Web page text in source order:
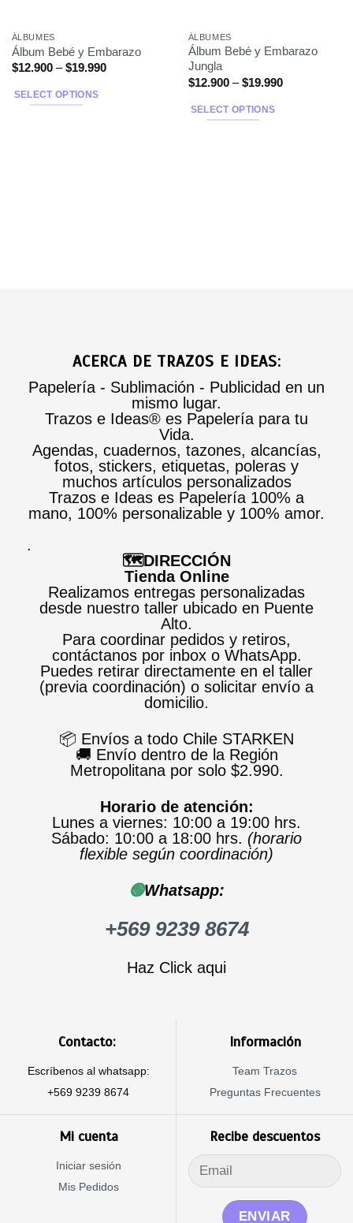
ÁLBUMES
Álbum Bebé y Embarazo
$12.900–$19.990
SELECT OPTIONS
ÁLBUMES
Álbum Bebé y Embarazo
Jungla
$12.900–$19.990
SELECT OPTIONS
ACERCA DE TRAZOS E IDEAS:
Papelería - Sublimación - Publicidad en un
mismo lugar.
Trazos e Ideas® es Papelería para tu
Vida.
Agendas, cuadernos, tazones, alcancías,
fotos, stickers, etiquetas, poleras y
muchos artículos personalizados
Trazos e Ideas es Papelería 100% a
mano, 100% personalizable y 100% amor.
.
🗺️DIRECCIÓN
Tienda Online
Realizamos entregas personalizadas
desde nuestro taller ubicado en Puente
Alto.
Para coordinar pedidos y retiros,
contáctanos por inbox o WhatsApp.
Puedes retirar directamente en el taller
(previa coordinación) o solicitar envío a
domicilio.
📦 Envíos a todo Chile STARKEN
🚚 Envío dentro de la Región
Metropolitana por solo $2.990.
Horario de atención:
Lunes a viernes: 10:00 a 19:00 hrs.
Sábado: 10:00 a 18:00 hrs. (horario
flexible según coordinación)
🟢Whatsapp:
+569 9239 8674
Haz Click aqui
Contacto:
Escríbenos al whatsapp:
+569 9239 8674
Información
Team Trazos
Preguntas Frecuentes
Mi cuenta
Iniciar sesión
Mis Pedidos
Recibe descuentos